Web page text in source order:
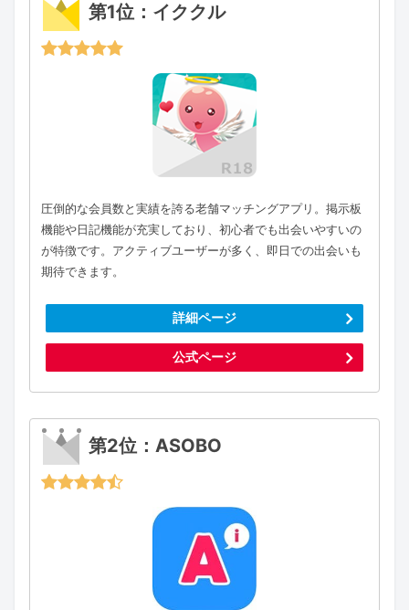
第1位：イククル
圧倒的な会員数と実績を誇る老舗マッチングアプリ。掲示板
機能や日記機能が充実しており、初心者でも出会いやすいの
が特徴です。アクティブユーザーが多く、即日での出会いも
期待できます。
詳細ページ
公式ページ
第2位：ASOBO